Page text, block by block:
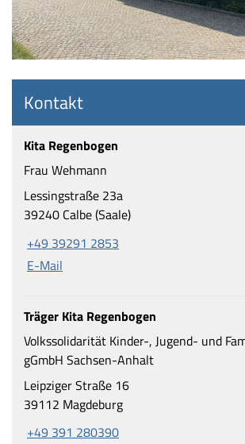
Kontakt
Kita Regenbogen
Frau Wehmann
Lessingstraße 23a
39240 Calbe (Saale)
+49 39291 2853
E-Mail
Träger Kita Regenbogen
Volkssolidarität Kinder-, Jugend- und
gGmbH Sachsen-Anhalt
Leipziger Straße 16
39112 Magdeburg
+49 391 280390